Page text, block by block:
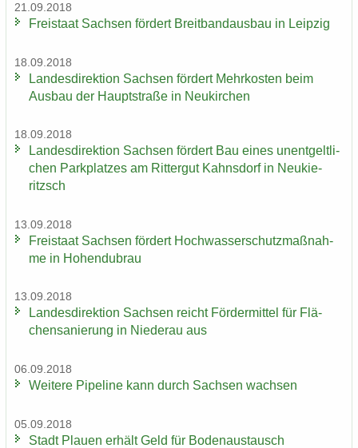
21.09.2018
Frei­staat Sach­sen för­dert Breit­band­aus­bau in Leip­zig
18.09.2018
Lan­des­di­rek­ti­on Sach­sen för­dert Mehr­kos­ten beim
Aus­bau der Haupt­stra­ße in Neu­kir­chen
18.09.2018
Lan­des­di­rek­ti­on Sach­sen för­dert Bau eines un­ent­gelt­li­
chen Park­plat­zes am Rit­ter­gut Kahns­dorf in Neu­kie­
ritzsch
13.09.2018
Frei­staat Sach­sen för­dert Hoch­was­ser­schutz­maß­nah­
me in Ho­hen­du­brau
13.09.2018
Lan­des­di­rek­ti­on Sach­sen reicht För­der­mit­tel für Flä­
chen­sa­nie­rung in Nie­der­au aus
06.09.2018
Wei­te­re Pipe­line kann durch Sach­sen wach­sen
05.09.2018
Stadt Plau­en er­hält Geld für Bo­den­aus­tausch